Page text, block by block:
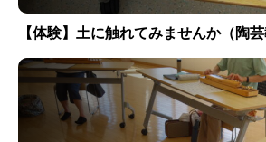
【体験】土に触れてみませんか（陶芸